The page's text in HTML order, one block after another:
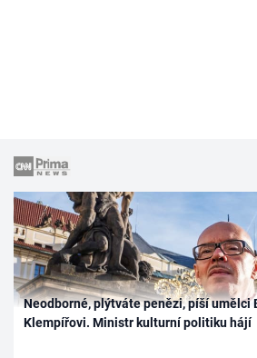
Neodborné, plýtváte penězi, píší umělci
Klempířovi. Ministr kulturní politiku hájí